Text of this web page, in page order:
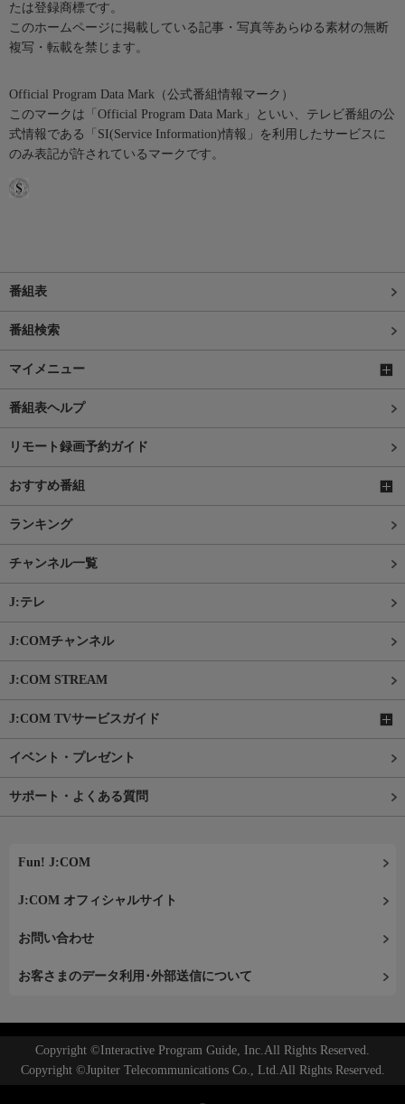
たは登録商標です。
このホームページに掲載している記事・写真等あらゆる素材の無断
複写・転載を禁じます。
Official Program Data Mark（公式番組情報マーク）
このマークは「Official Program Data Mark」といい、テレビ番組の公
式情報である「SI(Service Information)情報」を利用したサービスに
のみ表記が許されているマークです。
番組表
番組検索
マイメニュー
番組表ヘルプ
リモート録画予約ガイド
おすすめ番組
ランキング
チャンネル一覧
J:テレ
J:COMチャンネル
J:COM STREAM
J:COM TVサービスガイド
イベント・プレゼント
サポート・よくある質問
Fun! J:COM
J:COM オフィシャルサイト
お問い合わせ
お客さまのデータ利用･外部送信について
Copyright ©Interactive Program Guide, Inc.All Rights Reserved.
Copyright ©Jupiter Telecommunications Co., Ltd.All Rights Reserved.